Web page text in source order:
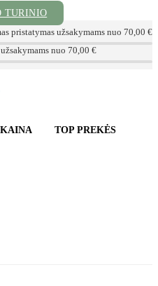
TURINIO
pristatymas užsakymams nuo 70,00 €
per 1-3 d.d.
TOP PREKĖS